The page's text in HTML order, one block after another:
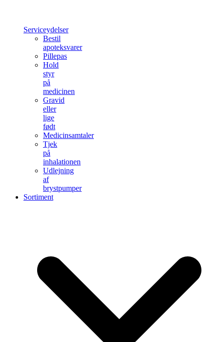
Serviceydelser
Bestil
apoteksvarer
Pillepas
Hold
styr
på
medicinen
Gravid
eller
lige
født
Medicinsamtaler
Tjek
på
inhalationen
Udlejning
af
brystpumper
Sortiment